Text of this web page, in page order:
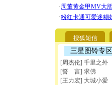
搜狐短信
三星图铃专区
[周杰伦] 千里之外
[誓 言] 求佛
[王力宏] 大城小爱